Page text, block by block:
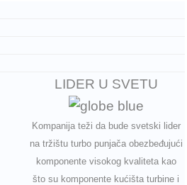
LIDER U SVETU
Kompanija teži da bude svetski lider
na tržištu turbo punjača obezbeđujući
komponente visokog kvaliteta kao
što su komponente kućišta turbine i